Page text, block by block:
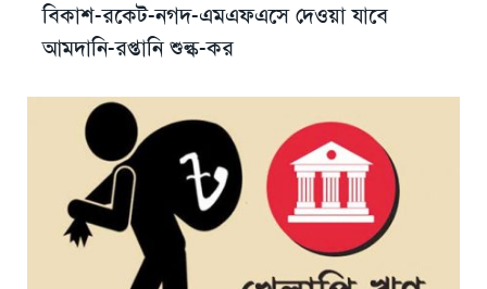
বিকাশ-রকেট-নগদ-এমএফএসে দেওয়া যাবে
আমদানি-রপ্তানি শুল্ক-কর